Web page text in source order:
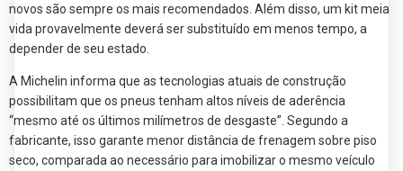
novos são sempre os mais recomendados. Além disso, um kit meia
vida provavelmente deverá ser substituído em menos tempo, a
depender de seu estado.
A Michelin informa que as tecnologias atuais de construção
possibilitam que os pneus tenham altos níveis de aderência
“mesmo até os últimos milímetros de desgaste”. Segundo a
fabricante, isso garante menor distância de frenagem sobre piso
seco, comparada ao necessário para imobilizar o mesmo veículo